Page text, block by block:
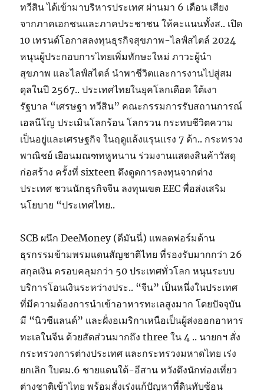
ทวีสิน ได้เข้ามาบริหารประเทศ ผ่านมา 6 เดือน เสียง
จากภาคเอกชนและภาคประชาชน ให้คะแนนทั้งส.. เปิด
10 เทรนด์โอกาสลงทุนธุรกิจสุขภาพ-ไลฟ์สไตล์ 2024
หนุนผู้ประกอบการไทยเพิ่มทักษะใหม่ ภาวะผู้นำ
สุขภาพ และไลฟ์สไตล์ นำพาชีวิตและการงานไปสู่สม
ดุลในปี 2567.. ประเทศไทยในยุคโลกเดือด ใต้เงา
รัฐบาล “เศรษฐา ทวีสิน” คณะกรรมการรับสถานการณ์
เอลนีโญ ประเมินโลกร้อน โลกรวน กระทบชีวิตความ
เป็นอยู่และเศรษฐกิจ ในฤดูแล้งแรุนแรง 7 ด้า.. กระทรวง
พาณิชย์ เยือนมณฑทหูหนาน ร่วมงานแสดงสินค้าวัสดุ
ก่อสร้าง ครั้งที่ sixteen ดึงดูดการลงทุนจากต่าง
ประเทศ ชวนนักธุรกิจจีน ลงทุนเขต EEC พื่อส่งเสริม
นโยบาย “ประเทศไทย..
SCB ผนึก DeeMoney (ดีมันนี่) แพลตฟอร์มด้าน
ธุรกรรมข้ามพรมแดนสัญชาติไทย ที่รองรับมากกว่า 26
สกุลเงิน ครอบคลุมกว่า 50 ประเทศทั่วโลก หนุนระบบ
บริการโอนเงินระหว่างประ.. “จีน” เป็นหนึ่งในประเทศ
ที่มีความต้องการนำเข้าอาหารทะเลสูงมาก โดยปัจจุบัน
มี “นิวซีแลนด์” และฝั่งอเมริกาเหนือเป็นผู้ส่งออกอาหาร
ทะเลในจีน ด้วยสัดส่วนมากถึง three ใน 4 .. นายกฯ สั่ง
กระทรวงการต่างประเทศ และกระทรวงมหาดไทย เร่ง
ยกเลิก ใบตม.6 ชายแดนใต้-อีสาน หวังดึงนักท่องเที่ยว
ต่างชาติเข้าไทย พร้อมสั่งเร่งแก้ปัญหาที่ดินทับซ้อน